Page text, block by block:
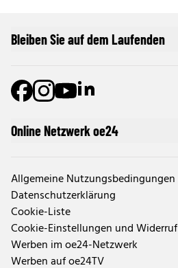
Online Netzwerk oe24
Allgemeine Nutzungsbedingungen
Datenschutzerklärung
Cookie-Liste
Cookie-Einstellungen und Widerruf
Werben im oe24-Netzwerk
Werben auf oe24TV
Bleiben Sie auf dem Laufenden